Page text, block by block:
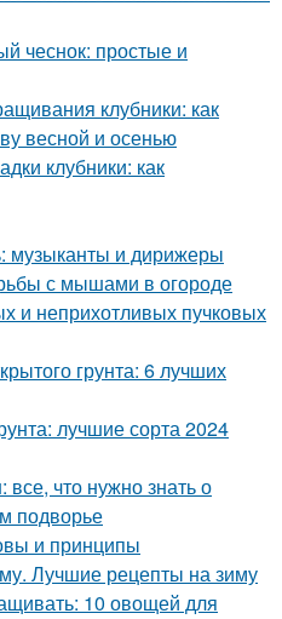
чеснок: простые и
клубники: как
весной и осенью
клубники: как
музыканты и дирижеры
с мышами в огороде
и неприхотливых пучковых
грунта: 6 лучших
лучшие сорта 2024
что нужно знать о
подворье
и принципы
Лучшие рецепты на зиму
10 овощей для